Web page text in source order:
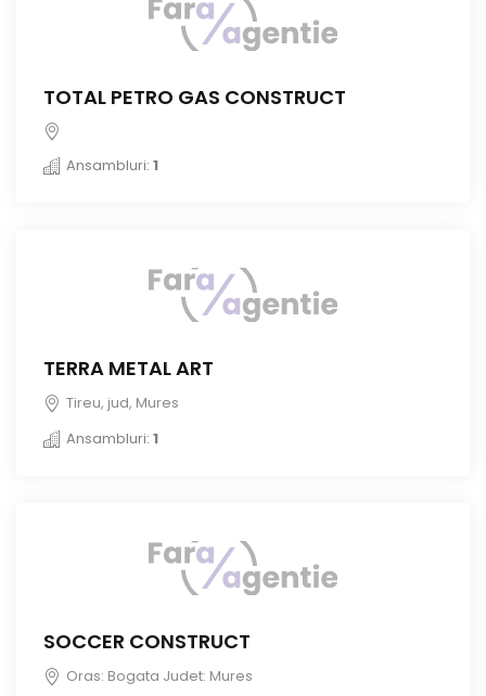
TOTAL PETRO GAS CONSTRUCT
Ansambluri: 1
TERRA METAL ART
Tireu, jud, Mures
Ansambluri: 1
SOCCER CONSTRUCT
Oras: Bogata Judet: Mures